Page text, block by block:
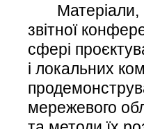
Матеріали,
звітної
сфері
і локальних
мережевого